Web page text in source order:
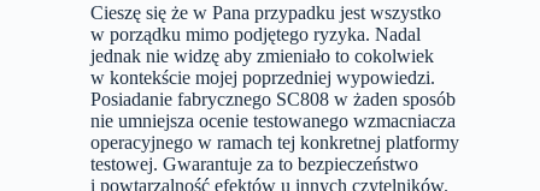
Cieszę się że w Pana przypadku jest wszystko
w porządku mimo podjętego ryzyka. Nadal
jednak nie widzę aby zmieniało to cokolwiek
w kontekście mojej poprzedniej wypowiedzi.
Posiadanie fabrycznego SC808 w żaden sposób
nie umniejsza ocenie testowanego wzmacniacza
operacyjnego w ramach tej konkretnej platformy
testowej. Gwarantuje za to bezpieczeństwo
i powtarzalność efektów u innych czytelników.